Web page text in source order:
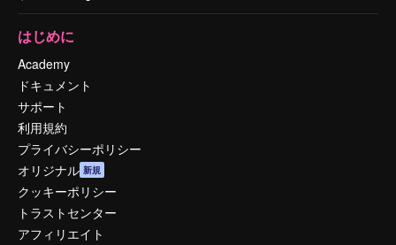
はじめに
Academy
ドキュメント
サポート
利用規約
プライバシーポリシー
オリジナル 新規
クッキーポリシー
トラストセンター
アフィリエイト